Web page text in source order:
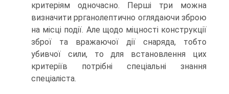
критеріям одночасно. Перші три можна
визначити ррганолептично оглядаючи зброю
на місці події. Але щодо міцності конструкції
зброї та вражаючої дії снаряда, тобто
убивчої сили, то для встановлення цих
критеріїв потрібні спеціальні знання
спеціаліста.